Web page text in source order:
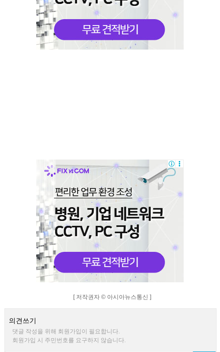
[ 저작권자 © 아시아뉴스통신 ]
의견쓰기
댓글 작성을 위해 회원가입이 필요합니다.
회원가입 시 주민번호를 요구하지 않습니다.